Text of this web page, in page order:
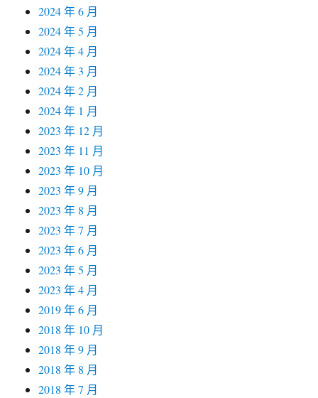
2024 年 6 月
2024 年 5 月
2024 年 4 月
2024 年 3 月
2024 年 2 月
2024 年 1 月
2023 年 12 月
2023 年 11 月
2023 年 10 月
2023 年 9 月
2023 年 8 月
2023 年 7 月
2023 年 6 月
2023 年 5 月
2023 年 4 月
2019 年 6 月
2018 年 10 月
2018 年 9 月
2018 年 8 月
2018 年 7 月